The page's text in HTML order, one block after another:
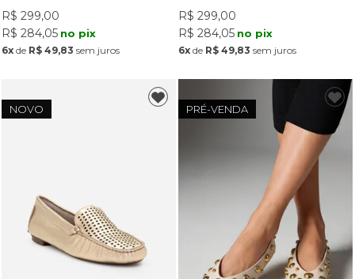
R$ 299,00
R$ 284,05 no pix
6xde R$ 49,83 sem juros
R$ 299,00
R$ 284,05 no pix
6x de R$ 49,83 sem juros
NOVO PRÉ-VENDA